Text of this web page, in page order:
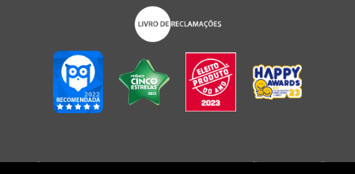
POLÍTICA DE PRIVACIDADE|TERMOS E CONDIÇÕESlCONDIÇÕES